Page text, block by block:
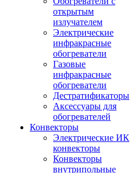
открытым
излучателем
Электрические
инфракрасные
обогреватели
Газовые
инфракрасные
обогреватели
Дестратификаторы
Аксессуары для
обогревателей
Конвекторы
Электрические ИК
конвекторы
Конвекторы
внутрипольные